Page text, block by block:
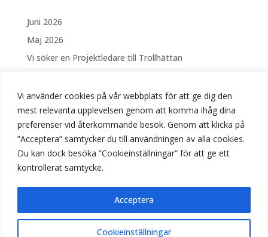
Vi använder cookies på vår webbplats för att ge dig den
mest relevanta upplevelsen genom att komma ihåg dina
preferenser vid återkommande besök. Genom att klicka på
”Acceptera” samtycker du till användningen av alla cookies.
Du kan dock besöka ”Cookieinställningar” för att ge ett
kontrollerat samtycke.
Cookieinställningar
Acceptera
Juni 2026
Maj 2026
Vi söker en Projektledare till Trollhättan
Säsongsanställning – Drift och skötsel av Fontäner
och vattenanläggningar i Linköping
Vi söker Elektriker till Stockholm
Vi söker Elektriker till Trollhättan